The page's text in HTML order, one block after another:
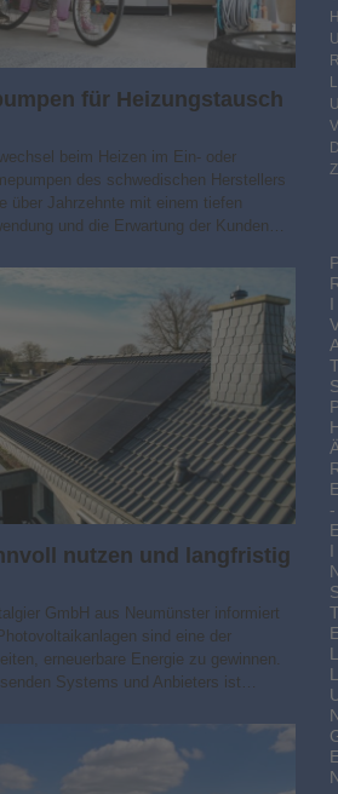
für Heizungstausch
beim Heizen im Ein- oder
des schwedischen Herstellers
über Jahrzehnte mit einem tiefen
und die Erwartung der Kunden…
nutzen und langfristig
GmbH aus Neumünster informiert
sind eine der
erneuerbare Energie zu gewinnen.
Systems und Anbieters ist…
I
-
I
L
L